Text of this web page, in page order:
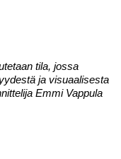
tila, jossa
ja visuaalisesta
Emmi Vappula